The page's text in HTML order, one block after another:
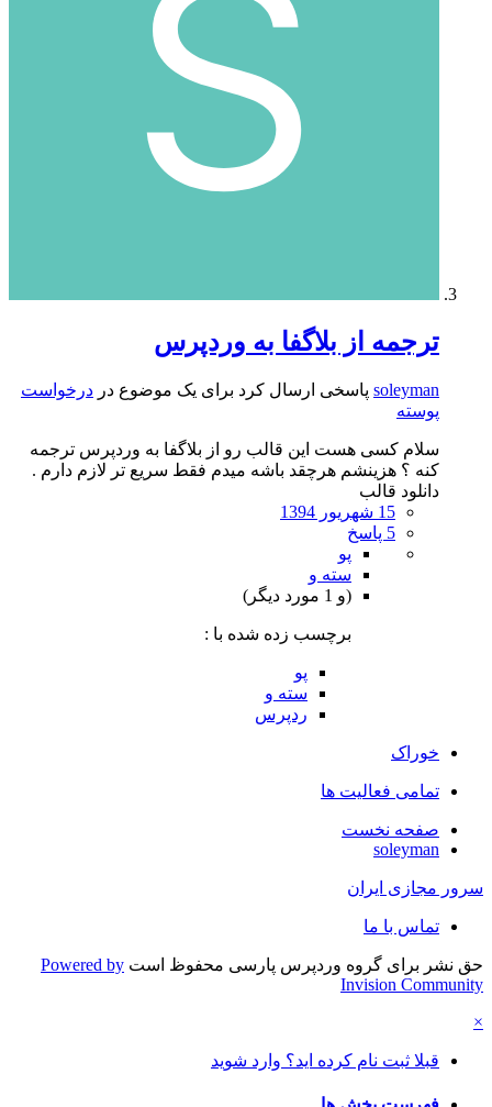
ترجمه از بلاگفا به وردپرس
soleyman پاسخی ارسال کرد برای یک موضوع در درخواست
پوسته
سلام کسی هست این قالب رو از بلاگفا به وردپرس ترجمه
کنه ؟ هزینشم هرچقد باشه میدم فقط سریع تر لازم دارم .
دانلود قالب
15 شهریور 1394
5 پاسخ
پو
سته و
(و 1 مورد دیگر)
برچسب زده شده با :
پو
سته و
ردپرس
خوراک
تمامی فعالیت ها
صفحه نخست
soleyman
سرور مجازی ایران
تماس با ما
حق نشر برای گروه وردپرس پارسی محفوظ است Powered by
Invision Community
×
قبلا ثبت نام کرده اید؟ وارد شوید